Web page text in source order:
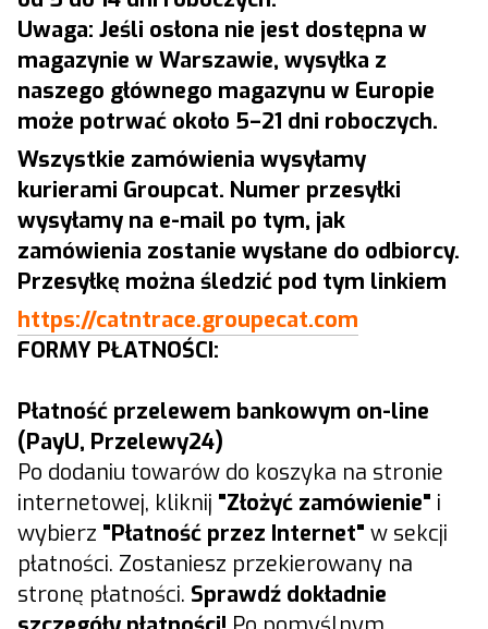
Uwaga: Jeśli osłona nie jest dostępna w
magazynie w Warszawie, wysyłka z
naszego głównego magazynu w Europie
może potrwać około 5–21 dni roboczych.
Wszystkie zamówienia wysyłamy
kurierami Groupcat. Numer przesyłki
wysyłamy na e-mail po tym, jak
zamówienia zostanie wysłane do odbiorcy.
Przesyłkę można śledzić pod tym linkiem
https://catntrace.groupecat.com
FORMY PŁATNOŚCI:
Płatność przelewem bankowym on-line
(PayU, Przelewy24)
Po dodaniu towarów do koszyka na stronie
internetowej, kliknij "Złożyć zamówienie" i
wybierz "Płatność przez Internet" w sekcji
płatności. Zostaniesz przekierowany na
stronę płatności. Sprawdź dokładnie